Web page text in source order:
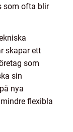
som ofta blir
skapar ett
som
sin
nya
flexibla